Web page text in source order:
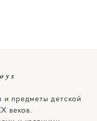
и предметы детской
веков.